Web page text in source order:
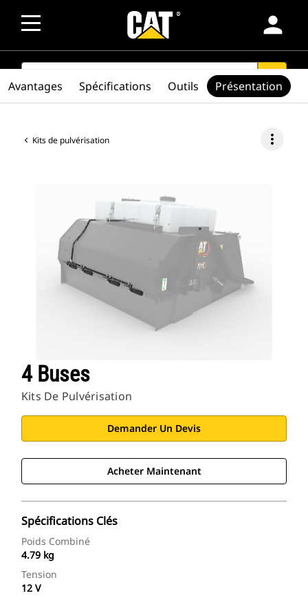
person
SEARCH search
Kits de pulvérisation more_vert
4 Buses
Kits De Pulvérisation
Demander Un Devis
Acheter Maintenant
Spécifications Clés
Poids Combiné
4.79 kg
Tension
12 V
Avantages Spécifications Outils Présentation